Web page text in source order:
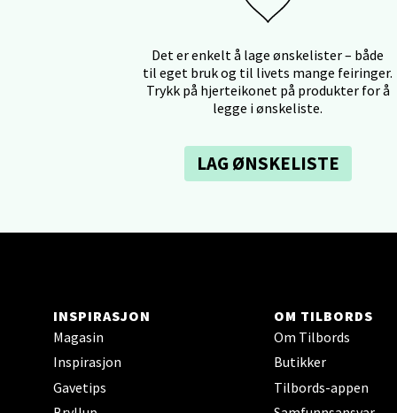
Det er enkelt å lage ønskelister – både
til eget bruk og til livets mange feiringer.
Trykk på hjerteikonet på produkter for å
legge i ønskeliste.
LAG ØNSKELISTE
INSPIRASJON
Magasin
Inspirasjon
Gavetips
OM TILBORDS
Om Tilbords
Butikker
Tilbords-appen
Åpent i
Åpent
Åpent i